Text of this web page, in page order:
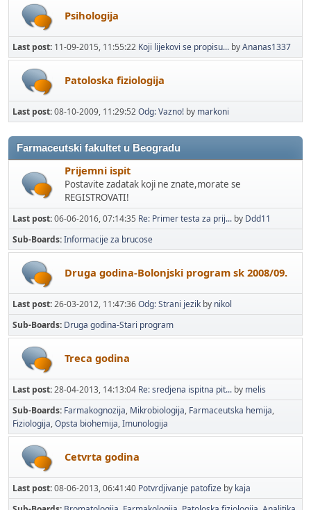
Psihologija
Last post: 11-09-2015, 11:55:22 Koji lijekovi se propisu... byAnanas1337
Patoloska fiziologija
Last post:08-10-2009, 11:29:52Odg: Vazno! by markoni
Farmaceutski fakultet u Beogradu
Prijemni ispit
Postavite zadatak koji ne znate,morate se
REGISTROVATI!
Last post:06-06-2016, 07:14:35 Re: Primer testa za prij... by Ddd11
Sub-Boards Informacije za brucose
Druga godina-Bolonjski program sk 2008/09.
Last post:26-03-2012, 11:47:36Odg: Strani jezik by nikol
Sub-Boards Druga godina-Stari program
Treca godina
Last post:28-04-2013, 14:13:04 Re: sredjena ispitna pit... by melis
Sub-Boards Farmakognozija Mikrobiologija Farmaceutska hemija
Fiziologija Opsta biohemija Imunologija
Cetvrta godina
Last post:08-06-2013, 06:41:40 Potvrdjivanje patofize by kaja